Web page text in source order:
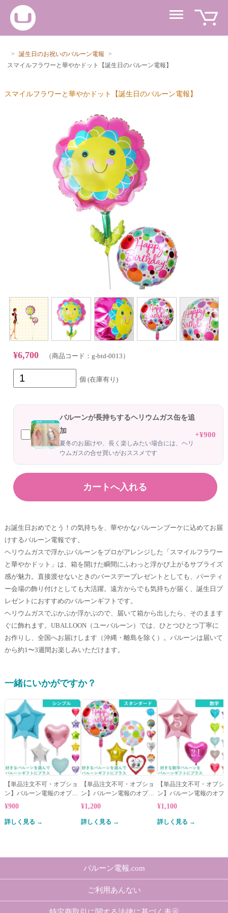
> 誕生日のお祝いのバルーン電報
>
スマイルフラワーと華やかドット【誕生日のバルーン電報】
スマイルフラワーと華やかドット【誕生日のバルーン電報】
¥6,700（商品コード：g-btd-0013）
個 (在庫有り)
バルーンが長持ちするヘリウムガス缶を追
加
夏冬のお届けや、長く楽しみたい場合には、ヘリ
ウムガスの合せ買いがおススメです
+¥900
お誕生日おめでとう！の気持ちを、華やかなバルーンブーケに込めてお届
けするバルーン電報です。
ヘリウムガスで浮かぶバルーンをプロがアレンジした「スマイルフラワー
と華やかドット」は、箱を開けた瞬間にふわっと浮かび上がるサプライズ
感が魅力。直接渡せないときのバースデープレゼントとしても、パーティ
ー会場の飾り付けとしても大活躍。遠方からでも気持ちが届く、誕生日プ
レゼントにおすすめのバルーンギフトです。
ヘリウムガスでぷかぷか浮かぶので、届いて箱から出したら、そのまます
ぐに飾れます。UBALLOON（ユーバルーン）では、ひとつひとつ丁寧に
お作りし、全国へお届けします（沖縄・離島を除く）。バルーンは届いて
から約1〜3週間お楽しみいただけます。
一緒にいかがですか？
【単品注文不可・オプショ
ン】バルーン電報のオプシ
ョン★シンプルバルーン
¥900
詳しく見る →
【単品注文不可・オプショ
ン】バルーン電報のオプシ
ョン★スタンダードバルー
¥1,200
詳しく見る →
【単品注文不可・オプシ
ン】バルーン電報のオプ
ョン★数字バルーン
¥1,100
詳しく見る →
バルーン電報.com
ご利用あんない